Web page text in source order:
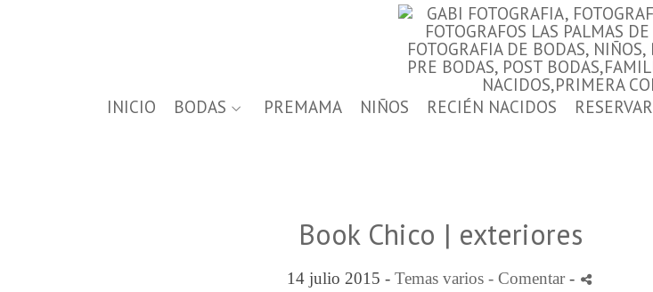
INICIO BODAS PREMAMA NIÑOS RECIÉN NACIDOS RESERVAR
Book Chico | exteriores
14 julio 2015 - Temas varios - Comentar-